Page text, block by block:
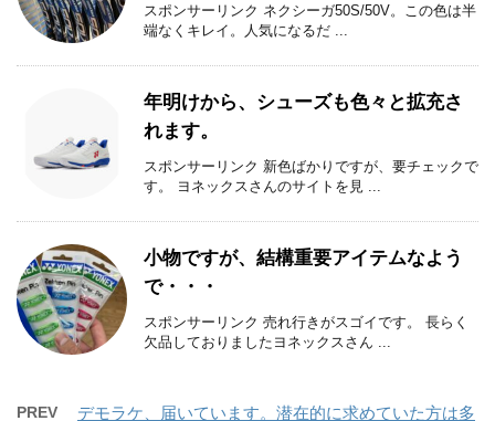
スポンサーリンク ネクシーガ50S/50V。この色は半
端なくキレイ。人気になるだ ...
年明けから、シューズも色々と拡充さ
れます。
スポンサーリンク 新色ばかりですが、要チェックで
す。 ヨネックスさんのサイトを見 ...
小物ですが、結構重要アイテムなよう
で・・・
スポンサーリンク 売れ行きがスゴイです。 長らく
欠品しておりましたヨネックスさん ...
PREV
デモラケ、届いています。潜在的に求めていた方は多